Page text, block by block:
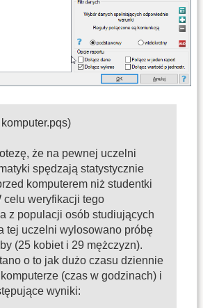
że na pewnej uczelni
spędzają statystycznie
komputerem niż studentki
celu weryfikacji tego
z populacji osób studiujących
tej uczelni wylosowano próbę
(25 kobiet i 29 mężczyzn).
o to jak dużo czasu dziennie
(czas w godzinach) i
wyniki: